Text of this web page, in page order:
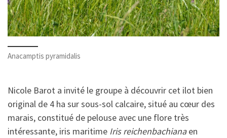
Anacamptis pyramidalis
Nicole Barot a invité le groupe à découvrir cet ilot bien
original de 4 ha sur sous-sol calcaire, situé au cœur des
marais, constitué de pelouse avec une flore très
intéressante, iris maritime Iris reichenbachianaen